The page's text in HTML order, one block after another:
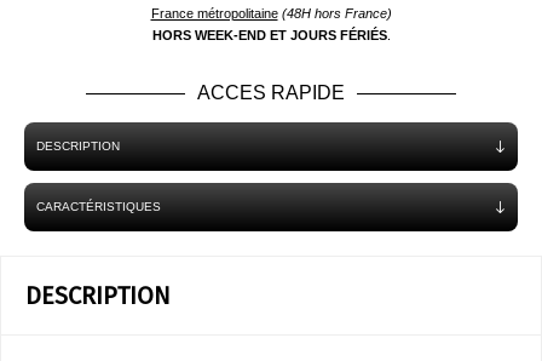
France métropolitaine (48H hors France)
HORS WEEK-END ET JOURS FÉRIÉS.
ACCES RAPIDE
DESCRIPTION
CARACTÉRISTIQUES
DESCRIPTION